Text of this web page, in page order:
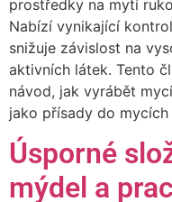
prostředky na mytí
Nabízí vynikající
snižuje závislost na
aktivních látek. Tento
návod, jak vyrábět
jako přísady do
Úsporné
mýdel a